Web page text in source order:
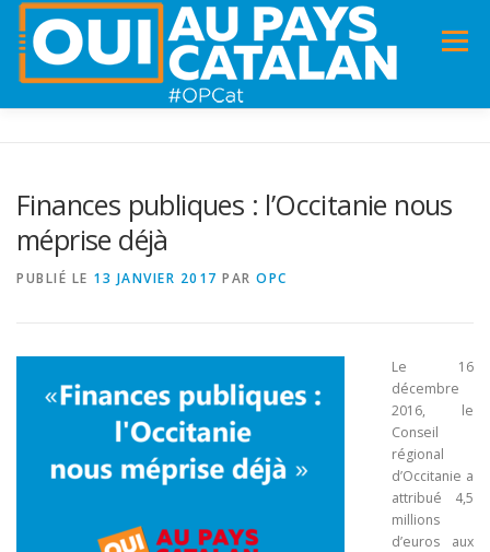
Menu
PANNEAUX POUR MA COMMUNE !
Finances publiques : l’Occitanie nous
méprise déjà
PUBLIÉ LE 13 JANVIER 2017 PAR OPC
Le 16
décembre
2016, le
Conseil
régional
d’Occitanie a
attribué 4,5
millions
d’euros aux